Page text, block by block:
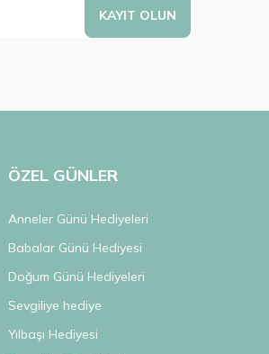
KAYIT OLUN
ÖZEL GÜNLER
Anneler Günü Hediyeleri
Babalar Günü Hediyesi
Doğum Günü Hediyeleri
Sevgiliye hediye
Yılbaşı Hediyesi